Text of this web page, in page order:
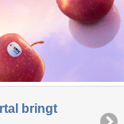
bringt